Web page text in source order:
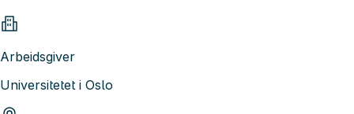
Arbeidsgiver
Universitetet i Oslo